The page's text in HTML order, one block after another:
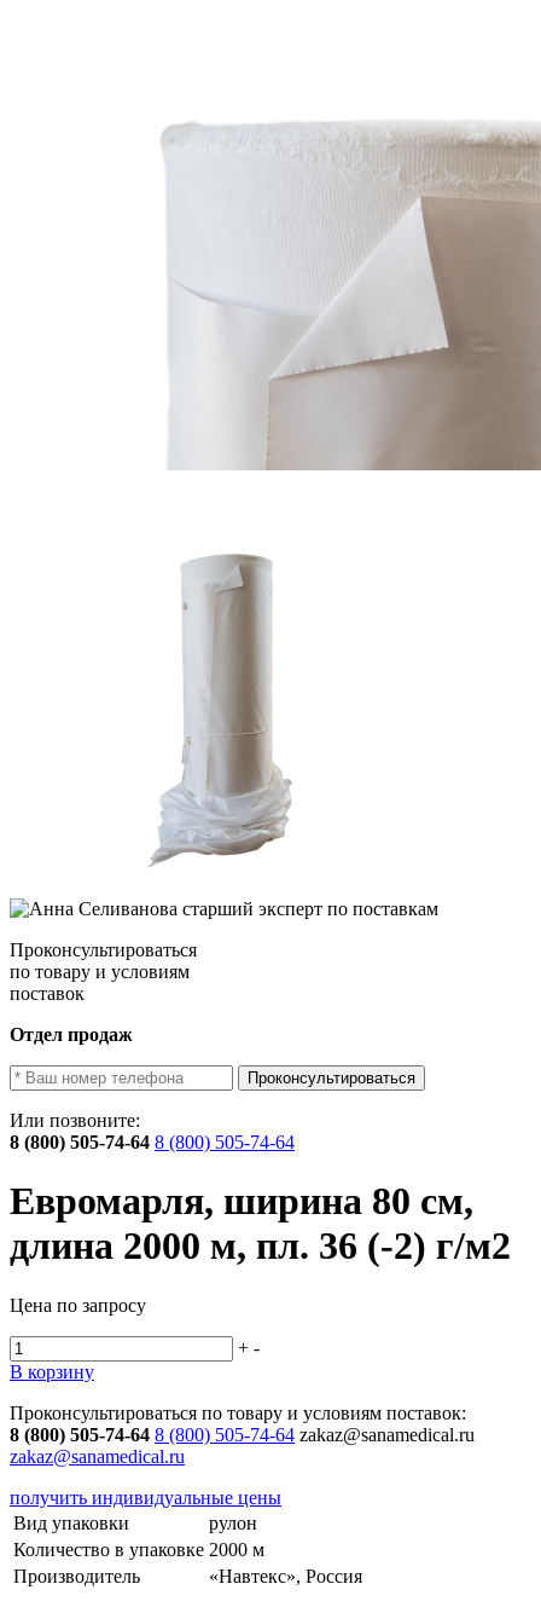
Проконсультироваться
по товару и условиям
поставок
Отдел продаж
Проконсультироваться
Или позвоните:
8 (800) 505-74-64 8 (800) 505-74-64
Евромарля, ширина 80 см,
длина 2000 м, пл. 36 (-2) г/м2
Цена по запросу
+ -
В корзину
Проконсультироваться по товару и условиям поставок:
8 (800) 505-74-64 8 (800) 505-74-64 zakaz@sanamedical.ru
zakaz@sanamedical.ru
получить индивидуальные цены
Вид упаковки
рулон
Количество в упаковке 2000 м
Производитель
«Навтекс», Россия